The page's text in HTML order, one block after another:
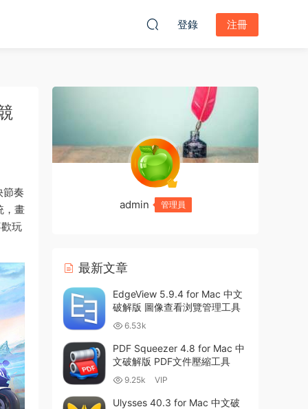
登錄 注冊
奏
，畫
玩
admin 管理員
最新文章
EdgeView 5.9.4 for Mac 中文
破解版 圖像查看浏覽管理工具
6.53k
PDF Squeezer 4.8 for Mac 中
文破解版 PDF文件壓縮工具
9.25k VIP
Ulysses 40.3 for Mac 中文破